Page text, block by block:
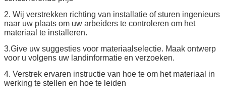
2. Wij verstrekken richting van installatie of sturen ingenieurs
naar uw plaats om uw arbeiders te controleren om het
materiaal te installeren.
3.Give uw suggesties voor materiaalselectie. Maak ontwerp
voor u volgens uw landinformatie en verzoeken.
4. Verstrek ervaren instructie van hoe te om het materiaal in
werking te stellen en hoe te leiden